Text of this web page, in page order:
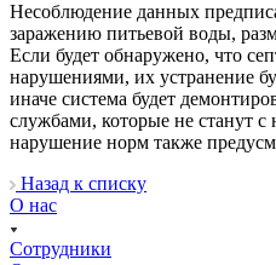
Несоблюдение данных
заражению питьевой воды,
Если будет обнаружено, что
нарушениями, их устранение
иначе система будет
службами, которые не станут с
нарушение норм также
Назад к списку
О нас
Сотрудники